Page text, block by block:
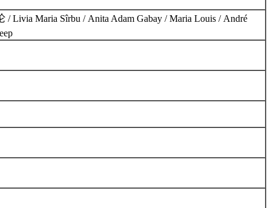
/ Livia Maria Sîrbu / Anita Adam Gabay / Maria Louis / André